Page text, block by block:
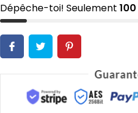
Dépêche-toi! Seulement 100